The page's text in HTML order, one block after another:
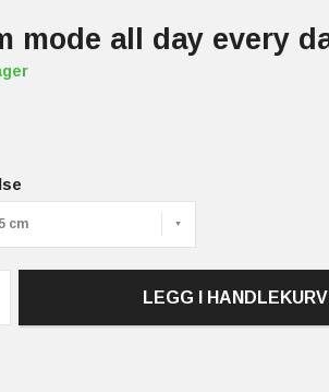
mode all day every
cm
LEGG I